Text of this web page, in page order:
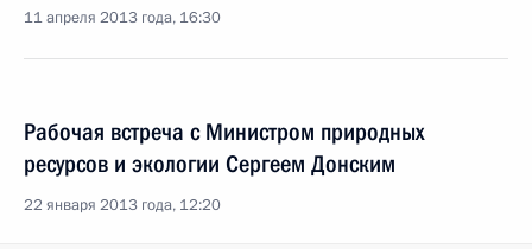
11 апреля 2013 года, 16:30
Рабочая встреча с Министром природных
ресурсов и экологии Сергеем Донским
22 января 2013 года, 12:20